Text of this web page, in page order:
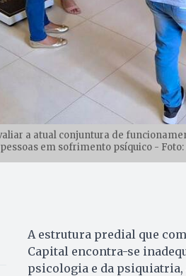
a atual conjuntura de
pessoas em sofrimento psíquico -
A estrutura predial que
Capital encontra-se
psicologia e da psiquiatria,